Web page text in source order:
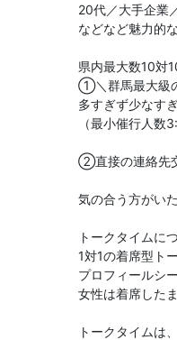
20代／大手企業
などなど魅力的
県内最大数10対
①＼群馬最大級
多すぎず少なす
（最小催行人数
②直接の連絡先
気の合う方がい
トークタイムに
1対1の着席型ト
プロフィールシ
女性は着席した
トークタイムは